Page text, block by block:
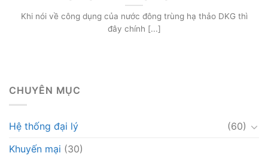
Khi nói về công dụng của nước đông trùng hạ thảo DKG thì
đây chính [...]
CHUYÊN MỤC
Hệ thống đại lý
(60)
Khuyến mại (30)